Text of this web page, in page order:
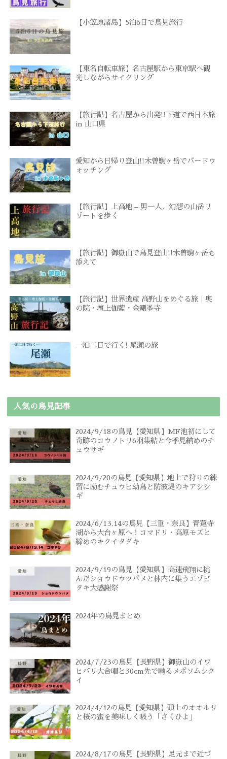
【小笠原諸島】5泊6日で鳥見旅行
【東名自転車旅】名古屋駅から東京駅へ観
光しながらサイクリング
【旅行記】名古屋から出発!!下道で西日本旅
in 山口県
愛知から日帰り登山!!木曽駒ヶ岳でバードウ
ォッチング
【旅行記】上高地 – 男一人、幻想の山岳リ
ゾートを歩く
【旅行記】御嶽山で鳥見登山!!木曽駒ヶ岳も
添えて
【旅行記】世界遺産 高野山をめぐる旅｜奥
の院・壇上伽藍・金剛峯寺
一泊二日で行く! 尾瀬の旅
人気の鳥見記事
2024/9/18の鳥見【愛知県】MF池初にして
奇跡のコウノトリ6羽集結と今季見納めのチ
ュウサギ
2024/9/20の鳥見【愛知県】地上で狩りの練
習に励むチュウヒ幼鳥と防波堤のキアシシ
ギ
2024/6/13,14の鳥見【三重・奈良】青蓮寺
湖から大台ヶ原へ！コマドリ・高原モズと
締めのキクイタダキ
2024/9/19の鳥見【愛知県】高速飛翔に挑
んだショウドウツバメと林内に集うエゾビ
タキ大感謝祭
2024年の鳥見まとめ
2024/7/23の鳥見【長野県】御嶽山のイワ
ヒバリ大合唱と30cm先で囀るメボソムシク
イ
2024/4/12の鳥見【愛知県】頭上のオオルリ
と桜の蜜を美味しく吸う「さくひよ」
2024/8/17の鳥見【長野県】足元まで近づ